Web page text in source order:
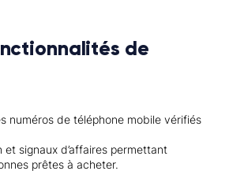
de
numéros de téléphone mobile vérifiés
et signaux d’affaires permettant
prêtes à acheter.